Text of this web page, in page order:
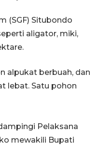
(SGF) Situbondo
aligator, miki,
alpukat berbuah, dan
lebat. Satu pohon
Pelaksana
mewakili Bupati